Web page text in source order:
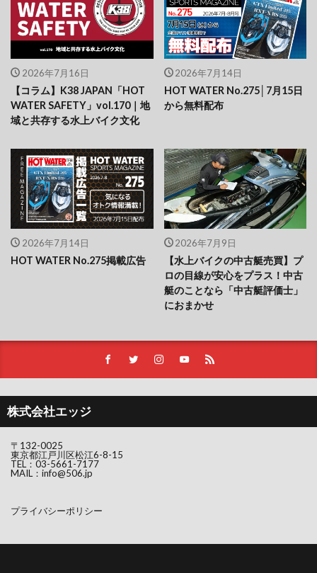
2026年7月16日
【コラム】K38 JAPAN「HOT
WATER SAFETY」vol.170｜地
域と共存する水上バイク文化
2026年7月14日
HOT WATER No.275│7月15日
から無料配布
2026年7月14日
HOT WATER No.275掲載広告
2026年7月9日
【水上バイクの中古艇売買】プ
ロの目線が安心をプラス！中古
艇のことなら「中古艇評価士」
におまかせ
株式会社エッジ
〒132-0025
東京都江戸川区松江6-8-15
TEL： 03-5661-7177
MAIL： info@506.jp
プライバシーポリシー